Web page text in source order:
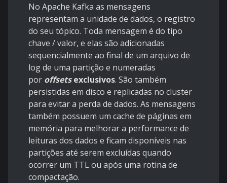
No Apache Kafka as mensagens
representam a unidade de dados, o registro
do seu tópico. Toda mensagem é do tipo
chave / valor, e elas são adicionadas
sequencialmente ao final de um arquivo de
log de uma partição e numeradas
por offsetsexclusivos. São também
persistidas em disco e replicadas no cluster
para evitar a perda de dados. As mensagens
também possuem um cache de páginas em
memória para melhorar a performance de
leituras dos dados e ficam disponíveis nas
partições até serem excluídas quando
ocorrer um TTLou após uma rotina de
compactação.